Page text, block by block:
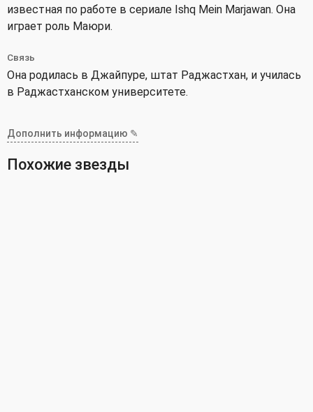
известная по работе в сериале Ishq Mein Marjawan. Она
играет роль Маюри.
Связь
Она родилась в Джайпуре, штат Раджастхан, и училась
в Раджастханском университете.
Дополнить информацию ✎
Похожие звезды